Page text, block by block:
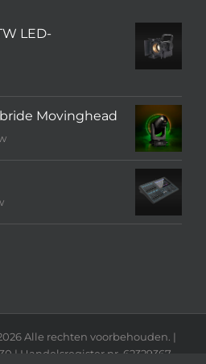
LED-
Movinghead
Alle rechten voorbehouden. |
| Handelsregister nr. 62329367